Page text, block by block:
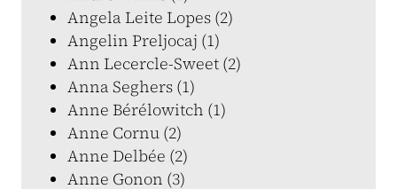
Angela Leite Lopes (2)
Angelin Preljocaj (1)
Ann Lecercle-Sweet (2)
Anna Seghers (1)
Anne Bérélowitch (1)
Anne Cornu (2)
Anne Delbée (2)
Anne Gonon (3)